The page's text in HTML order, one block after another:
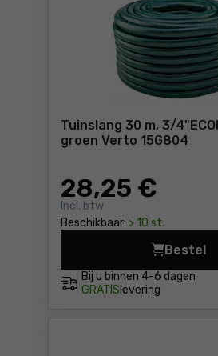
Tuinslang 30 m, 3/
groen Verto 15G804
28,25 €
Incl. btw
Beschikbaar: > 10 st.
Bij u binnen 4-6 dagen
GRATIS levering
Bestel